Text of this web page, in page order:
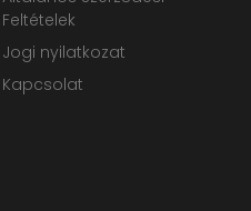
Feltételek
Jogi nyilatkozat
Kapcsolat